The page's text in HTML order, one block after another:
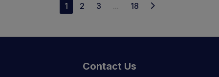
1 2 3 ... 18
Contact Us